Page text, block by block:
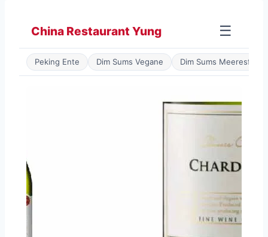
springen
China Restaurant Yung ☰
Peking Ente Dim Sums Vegane Dim Sums